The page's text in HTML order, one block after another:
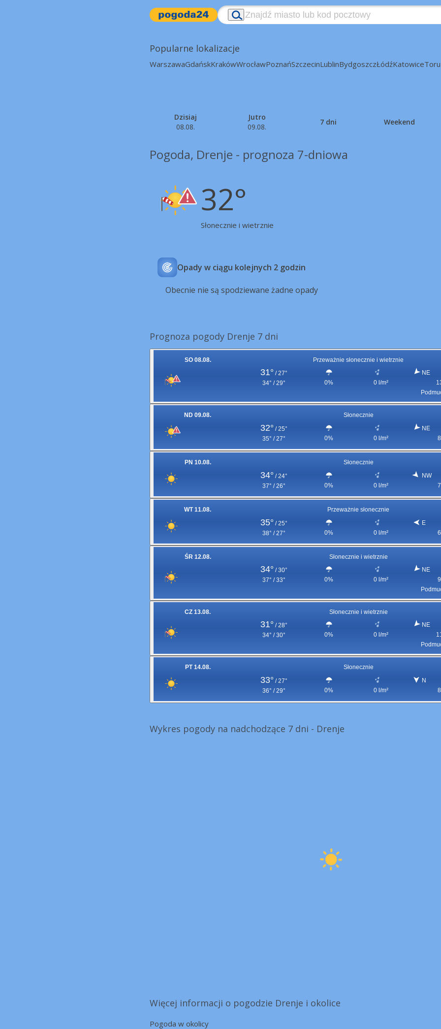
Popularne lokalizacje
WarszawaGdańskKrakówWrocławPoznańSzczecinLublinBydgoszczŁódźKatowice
Dzisiaj
08.08.
Jutro
09.08.
7 dni Weekend
Pogoda, Drenje - prognoza 7-dniowa
32°
Słonecznie i wietrznie
Opady w ciągu kolejnych 2 godzin
Obecnie nie są spodziewane żadne opady
Prognoza pogody Drenje 7 dni
SO 08.08. Przeważnie słonecznie i wietrznie
31° / 27°
34° / 29°
0% 0 l/m²
NE
ND 09.08. Słonecznie
32° / 25°
35° / 27°
0% 0 l/m²
NE
PN 10.08. Słonecznie
34° / 24°
37° / 26°
0% 0 l/m²
NW
WT 11.08. Przeważnie słonecznie
35° / 25°
38° / 27°
0% 0 l/m²
E
ŚR 12.08. Słonecznie i wietrznie
34° / 30°
37° / 33°
0% 0 l/m²
NE
CZ 13.08. Słonecznie i wietrznie
31° / 28°
34° / 30°
0% 0 l/m²
NE
PT 14.08. Słonecznie
33° / 27°
36° / 29°
0% 0 l/m²
N
Wykres pogody na nadchodzące 7 dni - Drenje
Więcej informacji o pogodzie Drenje i okolice
Pogoda w okolicy